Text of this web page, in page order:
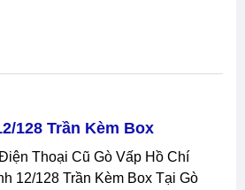
128 Trần Kèm Box
12/128 Trần Kèm Box Tại Gò